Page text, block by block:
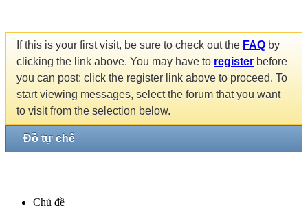
If this is your first visit, be sure to check out the FAQ by
clicking the link above. You may have to register before
you can post: click the register link above to proceed. To
start viewing messages, select the forum that you want
to visit from the selection below.
Đồ tự chế
Chủ đề